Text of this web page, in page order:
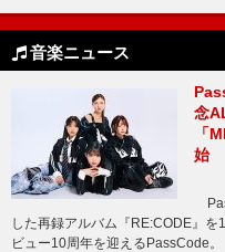
音楽ニュース
念
「
始
した再録アルバム『RE:CODE』
ビュー10周年を迎えるPassCode